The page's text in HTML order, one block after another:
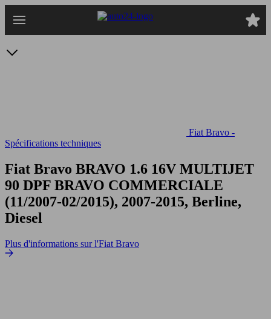
au
Fiat Bravo -
Spécifications techniques
Fiat Bravo BRAVO 1.6 16V MULTIJET
90 DPF BRAVO COMMERCIALE
(11/2007-02/2015), 2007-2015, Berline,
Diesel
Plus d'informations sur l'Fiat Bravo